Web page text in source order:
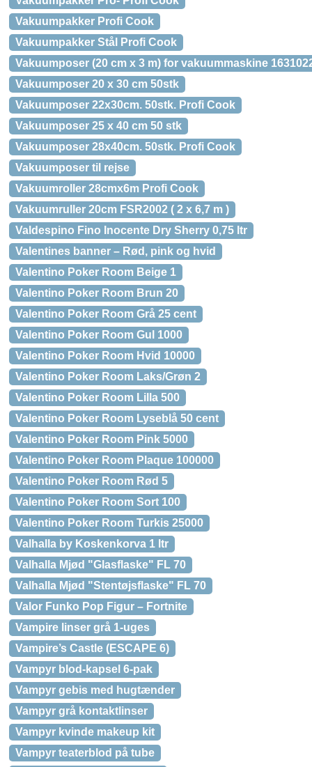
Vakuumpakker Profi Cook
Vakuumpakker Stål Profi Cook
Vakuumposer (20 cm x 3 m) for vakuummaskine
Vakuumposer 20 x 30 cm 50stk
Vakuumposer 22x30cm. 50stk. Profi Cook
Vakuumposer 25 x 40 cm 50 stk
Vakuumposer 28x40cm. 50stk. Profi Cook
Vakuumposer til rejse
Vakuumroller 28cmx6m Profi Cook
Vakuumruller 20cm FSR2002 ( 2 x 6,7 m )
Valdespino Fino Inocente Dry Sherry 0,75 ltr
Valentines banner – Rød, pink og hvid
Valentino Poker Room Beige 1
Valentino Poker Room Brun 20
Valentino Poker Room Grå 25 cent
Valentino Poker Room Gul 1000
Valentino Poker Room Hvid 10000
Valentino Poker Room Laks/Grøn 2
Valentino Poker Room Lilla 500
Valentino Poker Room Lyseblå 50 cent
Valentino Poker Room Pink 5000
Valentino Poker Room Plaque 100000
Valentino Poker Room Rød 5
Valentino Poker Room Sort 100
Valentino Poker Room Turkis 25000
Valhalla by Koskenkorva 1 ltr
Valhalla Mjød "Glasflaske" FL 70
Valhalla Mjød "Stentøjsflaske" FL 70
Valor Funko Pop Figur – Fortnite
Vampire linser grå 1-uges
Vampire’s Castle (ESCAPE 6)
Vampyr blod-kapsel 6-pak
Vampyr gebis med hugtænder
Vampyr grå kontaktlinser
Vampyr kvinde makeup kit
Vampyr teaterblod på tube